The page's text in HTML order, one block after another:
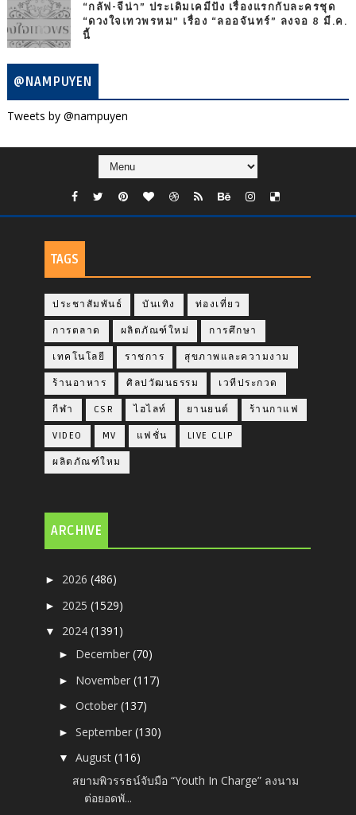
“กลัฟ-จีน่า” ประเดิมเคมีปัง เรื่องแรกกับละครชุด
“ดวงใจเทวพรหม” เรื่อง “ลออจันทร์” ลงจอ 8 มี.ค.
นี้
@NAMPUYEN
Tweets by @nampuyen
TAGS
ประชาสัมพันธ์ บันเทิง ท่องเที่ยว
การตลาด ผลิตภัณฑ์ใหม่ การศึกษา
เทคโนโลยี ราชการ สุขภาพและความงาม
ร้านอาหาร ศิลปวัฒนธรรม เวทีประกวด
กีฬา CSR ไฮไลท์ ยานยนต์ ร้านกาแฟ
VIDEO MV แฟชั่น LIVE CLIP
ผลิตภัณฑ์ใหม
ARCHIVE
► 2026(486)
► 2025(1529)
▼ 2024(1391)
► December(70)
► November(117)
►October(137)
►September(130)
▼August(116)
สยามพิวรรธน์จับมือ “Youth In Charge” ลงนาม
ต่อยอดพั...